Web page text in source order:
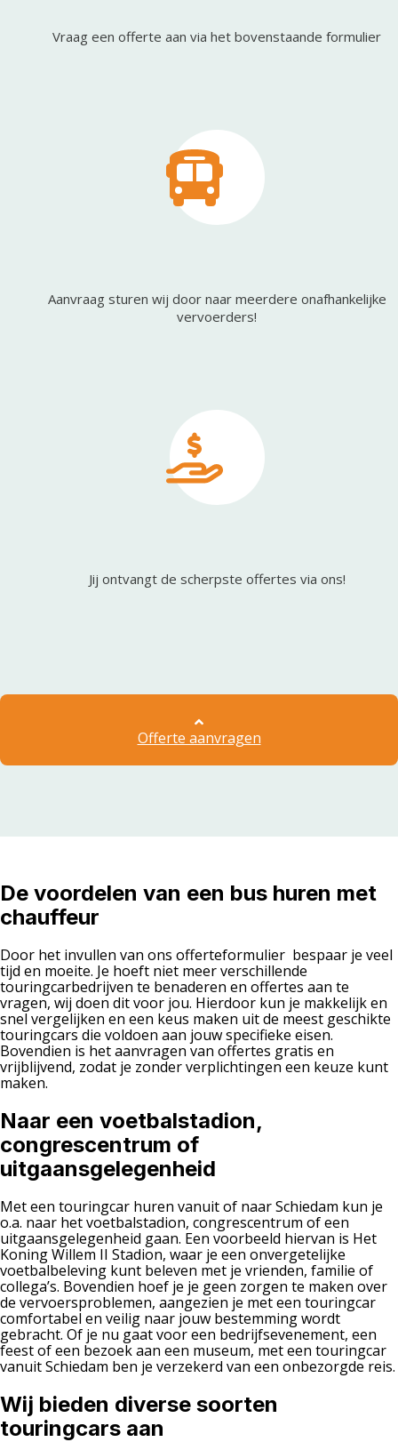
Vraag een offerte aan via het bovenstaande formulier
Aanvraag sturen wij door naar meerdere onafhankelijke
vervoerders!
Jij ontvangt de scherpste offertes via ons!
Offerte aanvragen
De voordelen van een bus huren met
chauffeur
Door het invullen van ons offerteformulier bespaar je veel
tijd en moeite. Je hoeft niet meer verschillende
touringcarbedrijven te benaderen en offertes aan te
vragen, wij doen dit voor jou. Hierdoor kun je makkelijk en
snel vergelijken en een keus maken uit de meest geschikte
touringcars die voldoen aan jouw specifieke eisen.
Bovendien is het aanvragen van offertes gratis en
vrijblijvend, zodat je zonder verplichtingen een keuze kunt
maken.
Naar een voetbalstadion,
congrescentrum of
uitgaansgelegenheid
Met een touringcar huren vanuit of naar Schiedam kun je
o.a. naar het voetbalstadion, congrescentrum of een
uitgaansgelegenheid gaan. Een voorbeeld hiervan is Het
Koning Willem II Stadion, waar je een onvergetelijke
voetbalbeleving kunt beleven met je vrienden, familie of
collega’s. Bovendien hoef je je geen zorgen te maken over
de vervoersproblemen, aangezien je met een touringcar
comfortabel en veilig naar jouw bestemming wordt
gebracht. Of je nu gaat voor een bedrijfsevenement, een
feest of een bezoek aan een museum, met een touringcar
vanuit Schiedam ben je verzekerd van een onbezorgde reis.
Wij bieden diverse soorten
touringcars aan